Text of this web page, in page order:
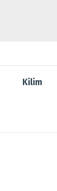
Kilim